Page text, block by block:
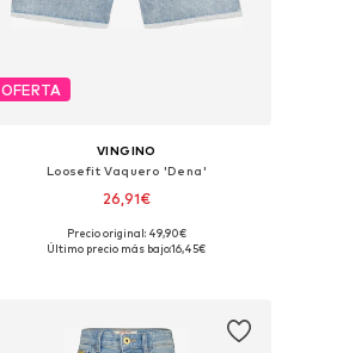
OFERTA
VINGINO
Loosefit Vaquero 'Dena'
26,91€
Tallas disponibles: 140, 146
Precio original: 49,90€
Último precio más bajo:16,45€